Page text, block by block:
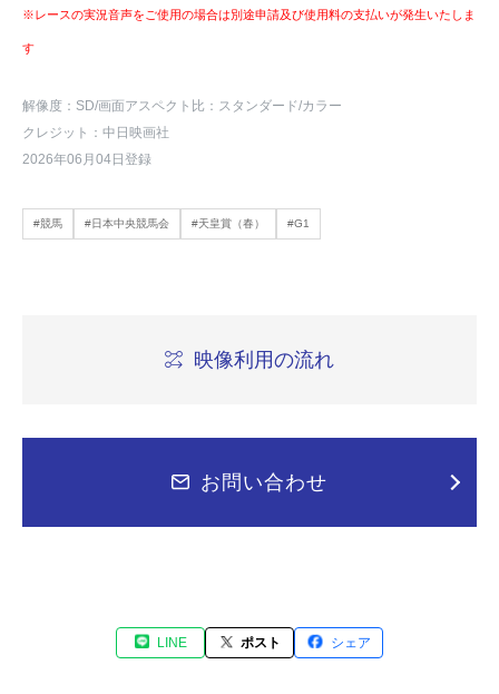
※レースの実況音声をご使用の場合は別途申請及び使用料の支払いが発生いたしま
す
解像度：SD/画面アスペクト比：スタンダード/カラー
クレジット：中日映画社
2026年06月04日登録
#競馬 #日本中央競馬会 #天皇賞（春） #G1
映像利用の流れ
お問い合わせ
LINE ポスト シェア